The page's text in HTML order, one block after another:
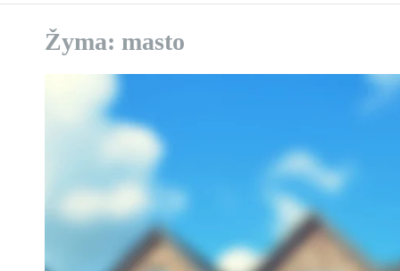
Žyma: masto